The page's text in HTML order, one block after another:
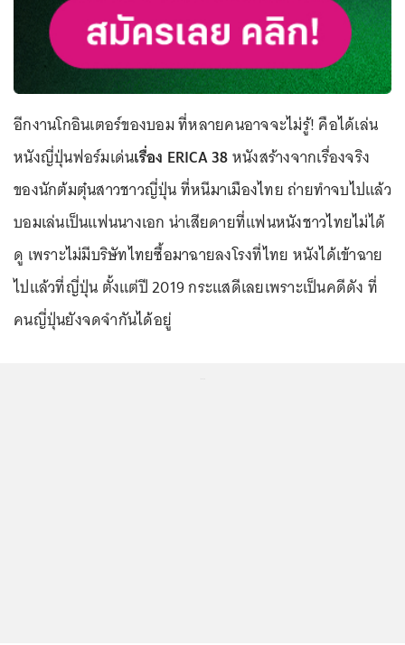
อีกงานโกอินเตอร์ของบอม ที่หลายคนอาจจะไม่รู้! คือได้เล่น
หนังญี่ปุ่นฟอร์มเด่นเรื่อง ERICA 38หนังสร้างจากเรื่องจริง
ของนักต้มตุ๋นสาวชาวญี่ปุ่น ที่หนีมาเมืองไทย ถ่ายทำจบไปแล้ว
บอมเล่นเป็นแฟนนางเอก น่าเสียดายที่แฟนหนังชาวไทยไม่ได้
ดู เพราะไม่มีบริษัทไทยซื้อมาฉายลงโรงที่ไทย หนังได้เข้าฉาย
ไปแล้วที่ญี่ปุ่น ตั้งแต่ปี 2019 กระแสดีเลยเพราะเป็นคดีดัง ที่
คนญี่ปุ่นยังจดจำกันได้อยู่